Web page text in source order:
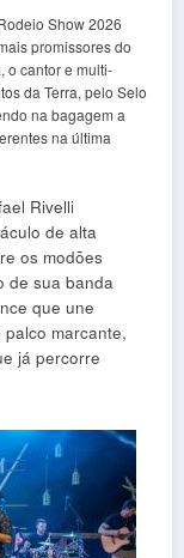
Show 2026
promissores do
o cantor e multi-
da Terra, pelo Selo
na bagagem a
na última
Rivelli
de alta
os modões
de sua banda
que une
marcante,
já percorre